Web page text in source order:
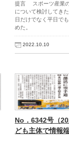
提言 スポーツ産業の
について検討してき
日だけでなく平日で
めた。
2022.10.10
No．6342号（
ども主体で情報